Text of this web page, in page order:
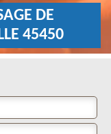
DE
45450